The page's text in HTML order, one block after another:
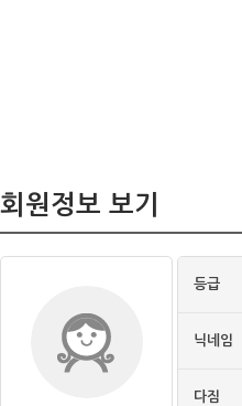
회원정보 보기
등급
닉네임
다짐